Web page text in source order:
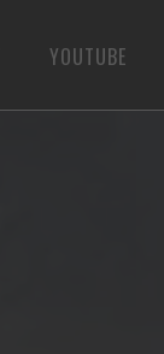
YOUTUBE